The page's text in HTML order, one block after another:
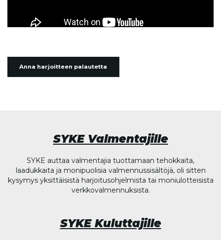
Anna harjoitteen palautetta
SYKE Valmentajille
SYKE auttaa valmentajia tuottamaan tehokkaita,
laadukkaita ja monipuolisia valmennussisältöjä, oli sitten
kysymys yksittäisistä harjoitusohjelmista tai moniulotteisista
verkkovalmennuksista.
SYKE Kuluttajille